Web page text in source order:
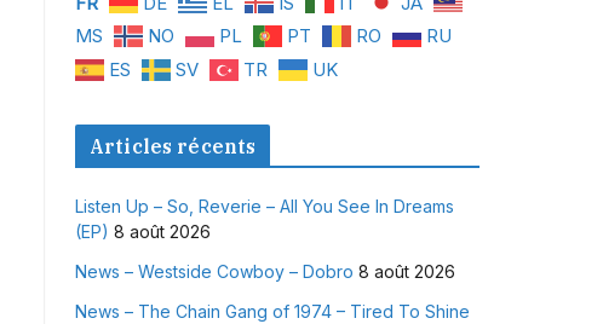
MS
NO PL PT RO
RU
ES
SV TR UK
Articles récents
Listen Up – So, Reverie – All You See In Dreams
(EP) 8 août 2026
News – Westside Cowboy – Dobro 8 août 2026
News – The Chain Gang of 1974 – Tired To Shine